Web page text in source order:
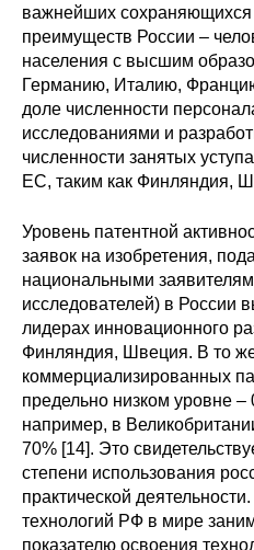
важнейших сохраняющихся
преимуществ России –
населения с высшим
Германию, Италию,
доле численности
исследованиями и
численности занятых
ЕС, таким как Финляндия,
Уровень патентной
заявок на изобретения,
национальными
исследователей) в России
лидерах инновационного
Финляндия, Швеция. В то
коммерциализированных
предельно низком уровне –
например, в
70% [14]. Это
степени использования
практической
технологий РФ в мире
показателю освоения